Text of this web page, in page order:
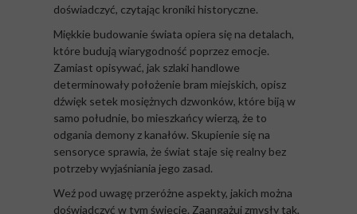
doświadczyć, czytając kroniki historyczne.
Miękkie budowanie świata opiera się na detalach,
które budują wiarygodność poprzez emocje.
Zamiast opisywać, jak szlaki handlowe
determinowały położenie bram miejskich, opisz
dźwięk setek mosiężnych dzwonków, które biją w
samo południe, bo mieszkańcy wierzą, że to
odgania demony z kanałów. Skupienie się na
sensoryce sprawia, że świat staje się realny bez
potrzeby wyjaśniania jego zasad.
Weź pod uwagę przeróżne aspekty, jakich można
doświadczyć w tym świecie. Zaangażuj zmysły tak,